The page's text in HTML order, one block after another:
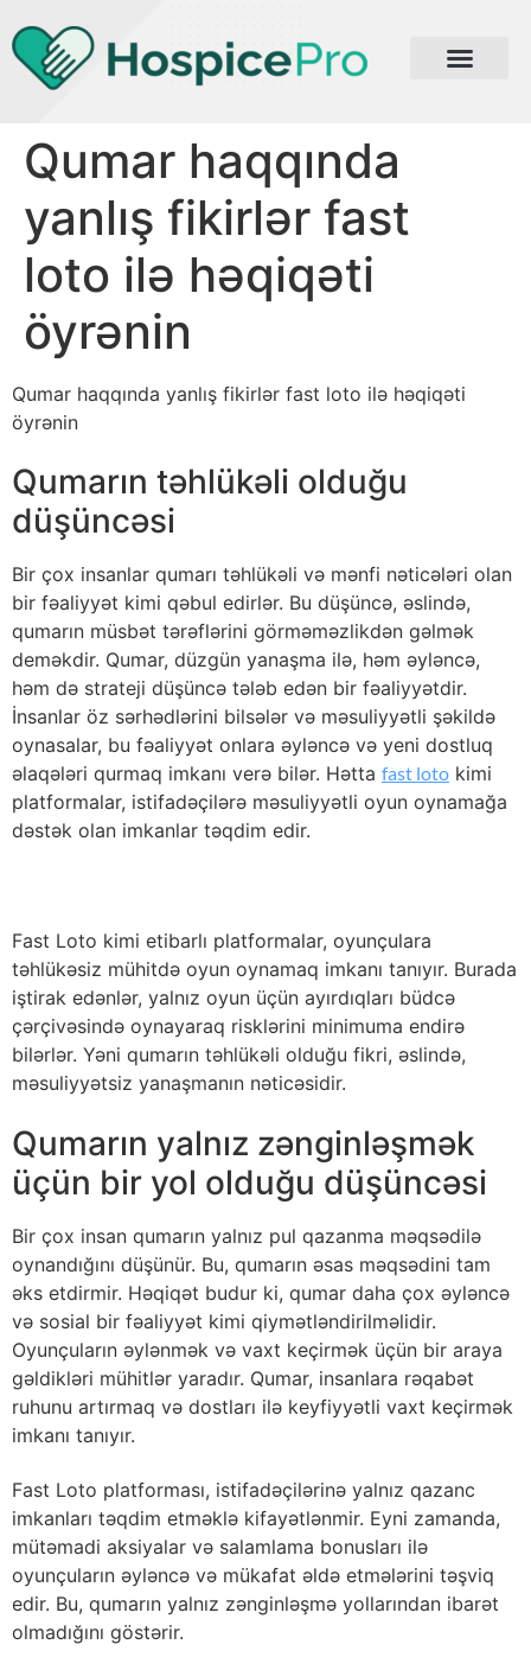
Qumar haqqında
yanlış fikirlər fast
loto ilə həqiqəti
öyrənin
Qumar haqqında yanlış fikirlər fast loto ilə həqiqəti
öyrənin
Qumarın təhlükəli olduğu
düşüncəsi
Bir çox insanlar qumarı təhlükəli və mənfi nəticələri olan
bir fəaliyyət kimi qəbul edirlər. Bu düşüncə, əslində,
qumarın müsbət tərəflərini görməməzlikdən gəlmək
deməkdir. Qumar, düzgün yanaşma ilə, həm əyləncə,
həm də strateji düşüncə tələb edən bir fəaliyyətdir.
İnsanlar öz sərhədlərini bilsələr və məsuliyyətli şəkildə
oynasalar, bu fəaliyyət onlara əyləncə və yeni dostluq
əlaqələri qurmaq imkanı verə bilər. Hətta fast loto kimi
platformalar, istifadəçilərə məsuliyyətli oyun oynamağa
dəstək olan imkanlar təqdim edir.
Fast Loto kimi etibarlı platformalar, oyunçulara
təhlükəsiz mühitdə oyun oynamaq imkanı tanıyır. Burada
iştirak edənlər, yalnız oyun üçün ayırdıqları büdcə
çərçivəsində oynayaraq risklərini minimuma endirə
bilərlər. Yəni qumarın təhlükəli olduğu fikri, əslində,
məsuliyyətsiz yanaşmanın nəticəsidir.
Qumarın yalnız zənginləşmək
üçün bir yol olduğu düşüncəsi
Bir çox insan qumarın yalnız pul qazanma məqsədilə
oynandığını düşünür. Bu, qumarın əsas məqsədini tam
əks etdirmir. Həqiqət budur ki, qumar daha çox əyləncə
və sosial bir fəaliyyət kimi qiymətləndirilməlidir.
Oyunçuların əylənmək və vaxt keçirmək üçün bir araya
gəldikləri mühitlər yaradır. Qumar, insanlara rəqabət
ruhunu artırmaq və dostları ilə keyfiyyətli vaxt keçirmək
imkanı tanıyır.
Fast Loto platforması, istifadəçilərinə yalnız qazanc
imkanları təqdim etməklə kifayətlənmir. Eyni zamanda,
mütəmadi aksiyalar və salamlama bonusları ilə
oyunçuların əyləncə və mükafat əldə etmələrini təşviq
edir. Bu, qumarın yalnız zənginləşmə yollarından ibarət
olmadığını göstərir.